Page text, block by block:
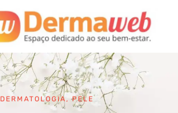
DERMATOLOGIA,PELE